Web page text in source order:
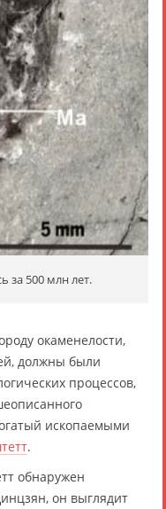
за 500 млн лет.
окаменелости,
должны были
процессов,
ископаемыми
.
обнаружен
он выглядит